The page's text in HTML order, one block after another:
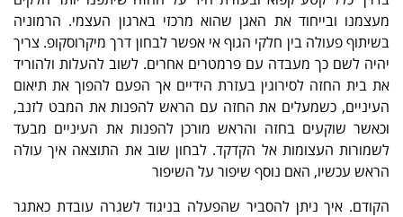
מעצמנו ובייחוד את האגן שהוא מרכזי בארגון העצמי. הרמוניה
בשיתוף פעולה בין חלקי הגוף אי אפשר לבחון דרך מיקרוסקופ. צריך
יהיה לשם כך מעבדה עם פרמטרים אחרים. לשוב להעלות ולהוריד
את בית החזה לסירוגין בעזרת הידיים אך הפעם להפוך את תיאום
העיניים, כשמעלים את החזה עם הראש להפנות את המבט לזנב,
וכאשר שוקעים בחזה והראש מורכן להפנות את העיניים מבעד
לשמורות העצומות אל הקדקד. לבחון שוב את התוצאה איך עולה
הראש עכשיו, האם נוסף שיפור על השיפור
הקודם. איך ניתן להסביר שהפעלה בניגוד לשגרה עובדת כאתגר